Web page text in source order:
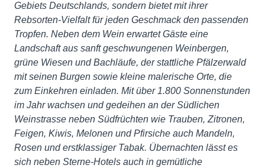
Gebiets Deutschlands, sondern bietet mit ihrer
Rebsorten-Vielfalt für jeden Geschmack den passenden
Tropfen. Neben dem Wein erwartet Gäste eine
Landschaft aus sanft geschwungenen Weinbergen,
grüne Wiesen und Bachläufe, der stattliche Pfälzerwald
mit seinen Burgen sowie kleine malerische Orte, die
zum Einkehren einladen. Mit über 1.800 Sonnenstunden
im Jahr wachsen und gedeihen an der Südlichen
Weinstrasse neben Südfrüchten wie Trauben, Zitronen,
Feigen, Kiwis, Melonen und Pfirsiche auch Mandeln,
Rosen und erstklassiger Tabak. Übernachten lässt es
sich neben Sterne-Hotels auch in gemütliche